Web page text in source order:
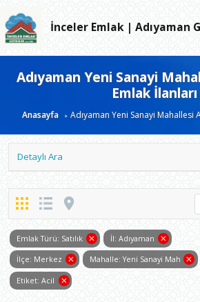
İnceler Emlak | Adıyaman
Adıyaman Yeni Sanayi
Emlak İlanları
Anasayfa Adıyaman Yeni Sanayi Mahallesi
Detaylı Ara
Emlak Türü: Satılık İl: Adıyaman
İlçe: Merkez Mahalle: Yeni Sanayi Mah
Etiket: Acil